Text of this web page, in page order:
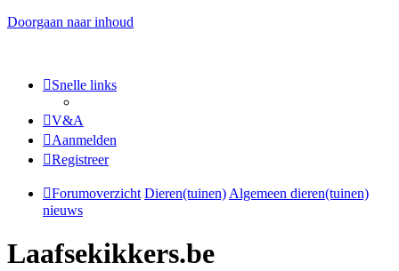
Doorgaan naar inhoud
Snelle links
V&A
Aanmelden
Registreer
Forumoverzicht Dieren(tuinen) Algemeen dieren(tuinen)
nieuws
Laafsekikkers.be